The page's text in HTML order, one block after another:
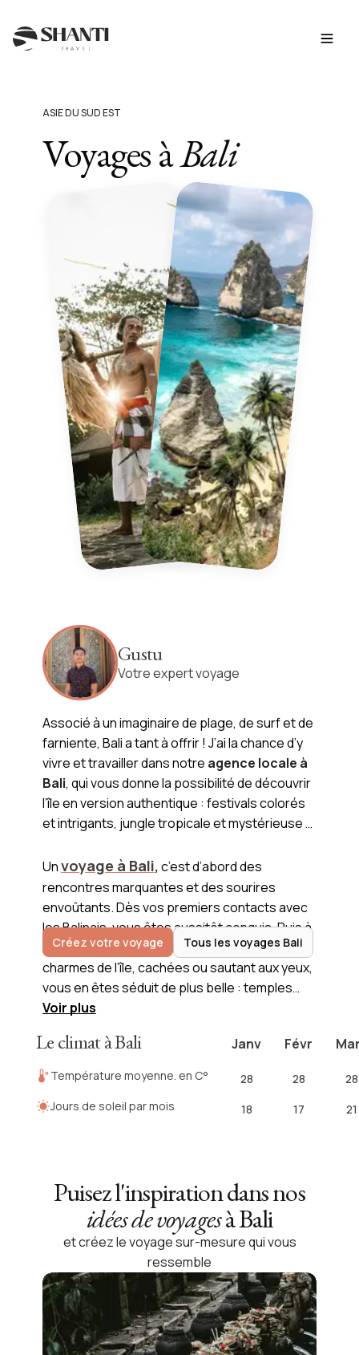
ASIE DU SUD EST
Voyages àBali
Gustu
Votre expert voyage
Associé à un imaginaire de plage, de surf et de
farniente, Bali a tant à offrir ! J’ai la chance d’y
vivre et travailler dans notre agence locale à
Bali, qui vous donne la possibilité de découvrir
l’île en version authentique : festivals colorés
et intrigants, jungle tropicale et mystérieuse …
Unvoyage à Bali, c’est d’abord des
rencontres marquantes et des sourires
envoûtants. Dès vos premiers contacts avec
les Balinais, vous êtes aussitôt conquis. Puis à
mesure que vous découvrez les autres
charmes de l’île, cachées ou sautant aux yeux,
vous en êtes séduit de plus belle : temples
enfouis dans le secret de la montagne,
me ferai une joie de vous faire partager mon
expérience et mes voyages sur ce petit bout
de terre que l’on appelle l’île des Dieux.
Inspirez-vous de nos suggestions de voyages
Voir plus
Créez votre voyage Tous les voyages Bali
Le climat à Bali Janv Févr
Température moyenne. en C° 28 28
28
Jours de soleil par mois
18 17 21
Puisez l'inspiration dans nos
idées de voyagesà Bali
et créez le voyage sur-mesure qui vous
ressemble